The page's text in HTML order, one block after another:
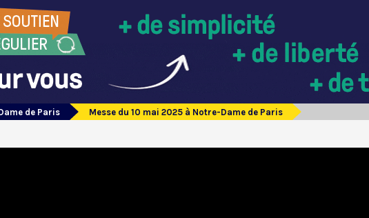
de Paris Messe du 10 mai 2025 à Notre-Dame de Paris